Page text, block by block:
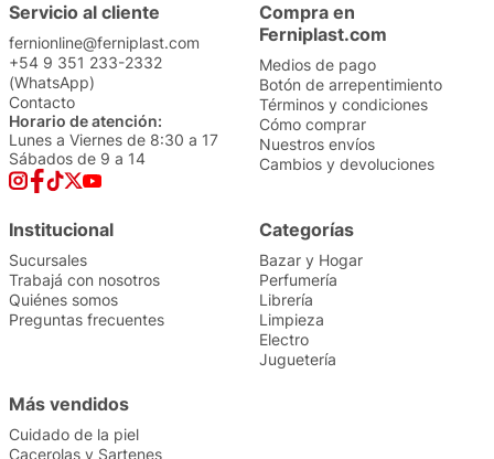
Servicio al cliente
fernionline@ferniplast.com
+54 9 351 233-2332
(WhatsApp)
Contacto
Horario de atención:
Lunes a Viernes de 8:30 a 17
Sábados de 9 a 14
Compra en
Ferniplast.com
Medios de pago
Botón de arrepentimiento
Términos y condiciones
Cómo comprar
Nuestros envíos
Cambios y devoluciones
Institucional
Sucursales
Trabajá con nosotros
Quiénes somos
Preguntas frecuentes
Categorías
Bazar y Hogar
Perfumería
Librería
Limpieza
Electro
Juguetería
Más vendidos
Cuidado de la piel
Cacerolas y Sartenes